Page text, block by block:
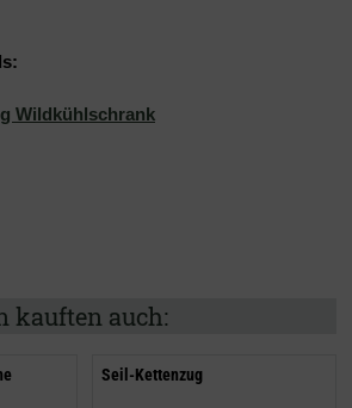
Wildkühlschrank
kauften auch:
Seil-Kettenzug